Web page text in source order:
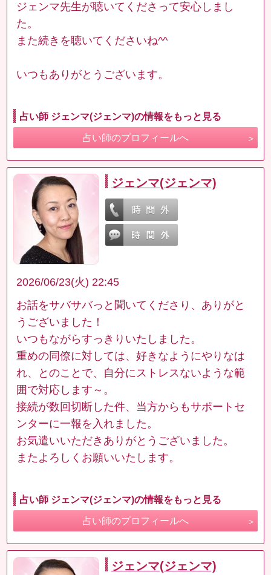
ジェンマ先生が聴いてくださって安心しまし
た。
また続きを聴いてくださいね^^
いつもありがとうございます。
占い師 ジェンマ(ジェンマ)の情報をもっと見る
占い師のプロフィールへ
ジェンマ(ジェンマ)
2026/06/23(火) 22:45
お話をサバサバっと聞いてくださり、ありがと
うございました！
いつもながらすっきりいたしました。
重めの同僚に対しては、好きなようにやりなは
れ、とのことで、自分にストレスないような範
囲で対応します～。
接続が数回切断した件、当方からもサポートセ
ンターに一報を入れました。
お気遣いいただきありがとうございました。
またよろしくお願いいたします。
占い師 ジェンマ(ジェンマ)の情報をもっと見る
占い師のプロフィールへ
ジェンマ(ジェンマ)